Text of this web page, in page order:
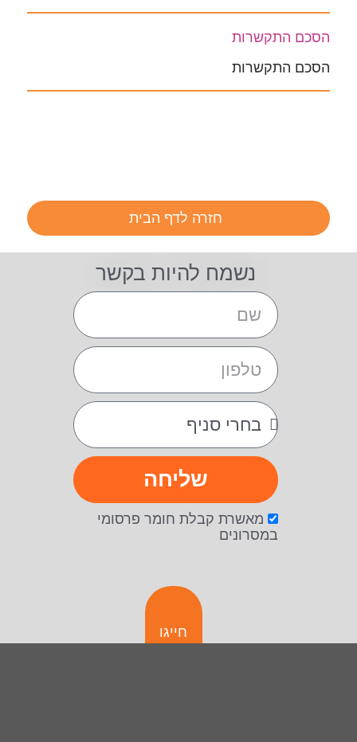
הסכם התקשרות
הסכם התקשרות
חזרה לדף הבית
נשמח להיות בקשר
מאשרת קבלת חומר פרסומי
במסרונים
שליחה
חייגו